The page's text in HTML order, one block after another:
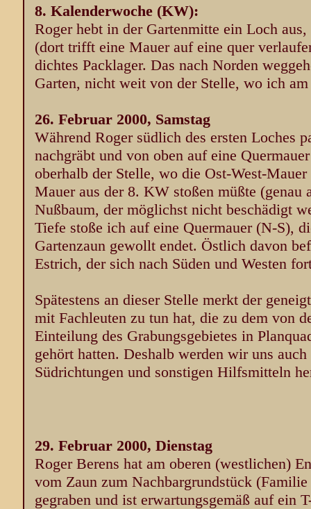
8. Kalenderwoche (KW):
Roger hebt in der Gartenmitte ein Loch
(dort trifft eine Mauer auf eine quer
dichtes Packlager. Das nach Norden
Garten, nicht weit von der Stelle, wo ich
26. Februar 2000, Samstag
Während Roger südlich des ersten Loches
nachgräbt und von oben auf eine
oberhalb der Stelle, wo die Ost-West-
Mauer aus der 8. KW stoßen müßte (genau
Nußbaum, der möglichst nicht beschädigt
Tiefe stoße ich auf eine Quermauer (N-S),
Gartenzaun gewollt endet. Östlich davon
Estrich, der sich nach Süden und Westen
Spätestens an dieser Stelle merkt der
mit Fachleuten zu tun hat, die zu dem von
Einteilung des Grabungsgebietes in
gehört hatten. Deshalb werden wir uns
Südrichtungen und sonstigen Hilfsmitteln
29. Februar 2000, Dienstag
Roger Berens hat am oberen (westlichen)
vom Zaun zum Nachbargrundstück
gegraben und ist erwartungsgemäß auf ein